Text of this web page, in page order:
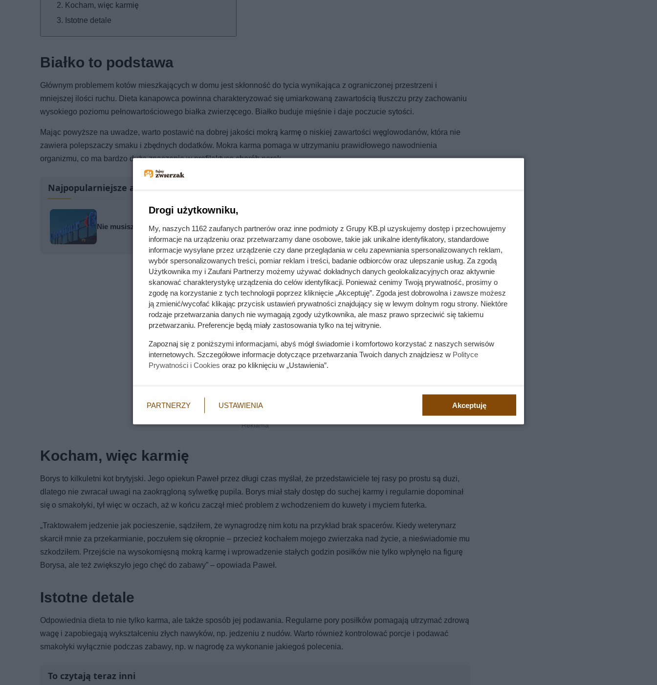
Kocham, więc karmię
Istotne detale
Białko to podstawa
Głównym problemem kotów mieszkających w domu jest skłonność do tycia wynikająca z ograniczonej przestrzeni i
mniejszej ilości ruchu. Dieta kanapowca powinna charakteryzować się umiarkowaną zawartością tłuszczu przy zachowaniu
wysokiego poziomu pełnowartościowego białka zwierzęcego. Białko buduje mięśnie i daje poczucie sytości.
Mając powyższe na uwadze, warto postawić na dobrej jakości mokrą karmę o niskiej zawartości węglowodanów, która nie
zawiera polepszaczy smaku i zbędnych dodatków. Mokra karma pomaga w utrzymaniu prawidłowego nawodnienia
organizmu, co ma bardzo duże znaczenie w profilaktyce chorób nerek.
Najpopularniejsze artykuły
Nie musisz gotować. Carrefour obniżył ceny gotowych dań i zup do absurdalnego poziomu
Kocham, więc karmię
Borys to kilkuletni kot brytyjski. Jego opiekun Paweł przez długi czas myślał, że przedstawiciele tej rasy po prostu są duzi,
dlatego nie zwracał uwagi na zaokrągloną sylwetkę pupila. Borys miał stały dostęp do suchej karmy i regularnie dopominał
się o smakołyki, tył więc w oczach, aż w końcu zaczął mieć problem z wchodzeniem do kuwety i myciem futerka.
„Traktowałem jedzenie jak pocieszenie, sądziłem, że wynagrodzę nim kotu na przykład brak spacerów. Kiedy weterynarz
skarcił mnie za przekarmianie, poczułem się okropnie – przecież kochałem mojego zwierzaka nad życie, a nieświadomie mu
szkodziłem. Przejście na wysokomięsną mokrą karmę i wprowadzenie stałych godzin posiłków nie tylko wpłynęło na figurę
Borysa, ale też zwiększyło jego chęć do zabawy” – opowiada Paweł.
Istotne detale
Odpowiednia dieta to nie tylko karma, ale także sposób jej podawania. Regularne pory posiłków pomagają utrzymać zdrową
wagę i zapobiegają wykształceniu złych nawyków, np. jedzeniu z nudów. Warto również kontrolować porcje i podawać
smakołyki wyłącznie podczas zabawy, np. w nagrodę za wykonanie jakiegoś polecenia.
To czytają teraz inni
Drogi użytkowniku,
My, naszych 1162 zaufanych partnerów oraz inne podmioty z Grupy KB.pl uzyskujemy dostęp i przechowujemy
informacje na urządzeniu oraz przetwarzamy dane osobowe, takie jak unikalne identyfikatory, standardowe
informacje wysyłane przez urządzenie czy dane przeglądania w celu zapewniania spersonalizowanych reklam,
wybór spersonalizowanych treści, pomiar reklam i treści, badanie odbiorców oraz ulepszanie usług. Za zgodą
Użytkownika my i Zaufani Partnerzy możemy używać dokładnych danych geolokalizacyjnych oraz aktywnie
skanować charakterystykę urządzenia do celów identyfikacji. Ponieważ cenimy Twoją prywatność, prosimy o
zgodę na korzystanie z tych technologii poprzez kliknięcie „Akceptuję”. Zgoda jest dobrowolna i zawsze możesz
ją zmienić/wycofać klikając przycisk ustawień prywatności znajdujący się w lewym dolnym rogu strony. Niektóre
rodzaje przetwarzania danych nie wymagają zgody użytkownika, ale masz prawo sprzeciwić się takiemu
przetwarzaniu. Preferencje będą miały zastosowania tylko na tej witrynie.
Zapoznaj się z poniższymi informacjami, abyś mógł świadomie i komfortowo korzystać z naszych serwisów
internetowych. Szczegółowe informacje dotyczące przetwarzania Twoich danych znajdziesz w Polityce
Prywatności i Cookies oraz po kliknięciu w „Ustawienia”.
PARTNERZY USTAWIENIA Akceptuję